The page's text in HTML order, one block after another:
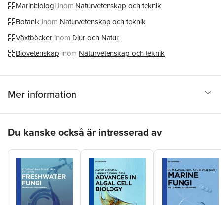
Marinbiologi inom Naturvetenskap och teknik
Botanik inom Naturvetenskap och teknik
Växtböcker inom Djur och Natur
Biovetenskap inom Naturvetenskap och teknik
Mer information
Du kanske också är intresserad av